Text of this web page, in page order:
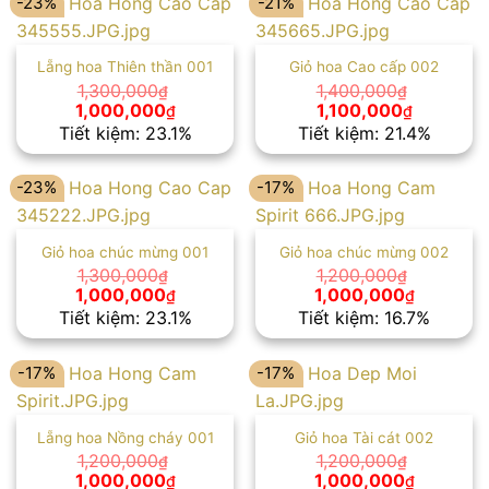
Lẵng hoa Thiên thần 001
1,300,000₫
Giá
gốc
là:
1,300,000₫.
1,000,000₫Giá
hiện
tại
là:
1,000,000₫.
Tiết kiệm: 23.1%
Giỏ hoa Cao cấp 002
1,400,000₫
Giá
gốc
là:
1,400,000₫.
1,100,000₫Giá
hiện
tại
là:
Tiết kiệm: 21.4%
-23%
Giỏ hoa chúc mừng 001
1,300,000₫
Giá
gốc
là:
1,300,000₫.
1,000,000₫Giá
hiện
tại
là:
1,000,000₫.
Tiết kiệm: 23.1%
-17%
Giỏ hoa chúc mừng 002
1,200,000₫
Giá
gốc
là:
1,200,000₫.
1,000,000₫Giá
hiện
tại
là:
Tiết kiệm: 16.7%
-17%
Lẵng hoa Nồng cháy 001
1,200,000₫
Giá
1,000,000₫Giá
-17%
Giỏ hoa Tài cát 002
1,200,000₫
Giá
1,000,000₫Giá